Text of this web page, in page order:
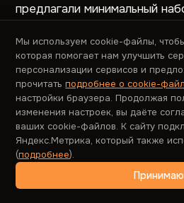
предлагали минимальный
Просмотр баланса и
Простые переводы между
Оплата ограниченного
Предварительная
банка (для многих
Мы используем cookie-файлы, чтобы
которая помогает нам улучшить
персонализации сервисов и
прочитатьподробнее о cookie-
настройки браузера. Продолжая
изменения настроек, вы даёте
ваших cookie-файлов. К сайту
Яндекс.Метрика, который также
(подробнее).
Принимаю